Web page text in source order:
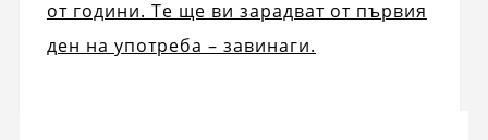
от години. Те ще ви зарадват от първия
ден на употреба – завинаги.